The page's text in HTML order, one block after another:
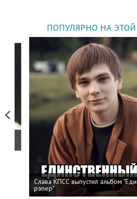
ПОПУЛЯРНО НА
Previous
Слава КПСС выпустил альбом
рэпер"